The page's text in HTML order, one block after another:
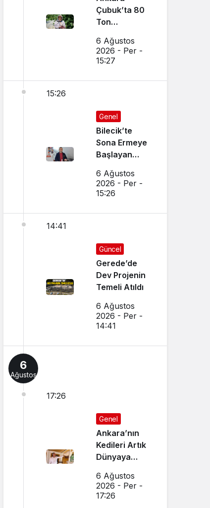
Çubuk’ta 80
Ton
6 Ağustos
2026 - Per -
15:27
15:26
Genel
Bilecik’te
Sona Ermeye
Başlayan
Sürdürüyor
6 Ağustos
2026 - Per -
15:26
14:41
Güncel
Gerede’de
Dev Projenin
Temeli Atıldı
6 Ağustos
2026 - Per -
14:41
6
Ağustos
17:26
Genel
Ankara’nın
Kedileri Artık
Dünyaya
Tanıtılıyor
6 Ağustos
2026 - Per -
17:26